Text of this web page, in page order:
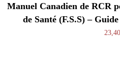
Manuel Canadien de RCR
de Santé (F.S.S) –
23,40